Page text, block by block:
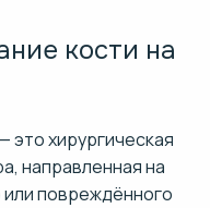
кости на
это хирургическая
направленная на
повреждённого